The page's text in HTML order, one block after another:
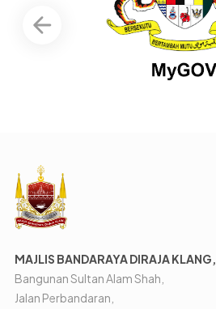
MAJLIS BANDARAYA DIRAJA KLANG,
Bangunan Sultan Alam Shah,
Jalan Perbandaran,